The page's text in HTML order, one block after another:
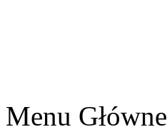
Menu Główne